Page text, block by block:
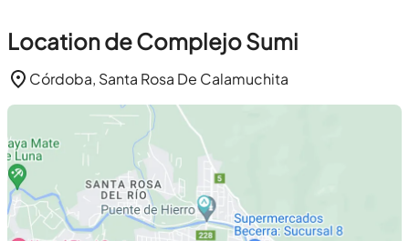
Location de Complejo Sumi
Córdoba, Santa Rosa De Calamuchita